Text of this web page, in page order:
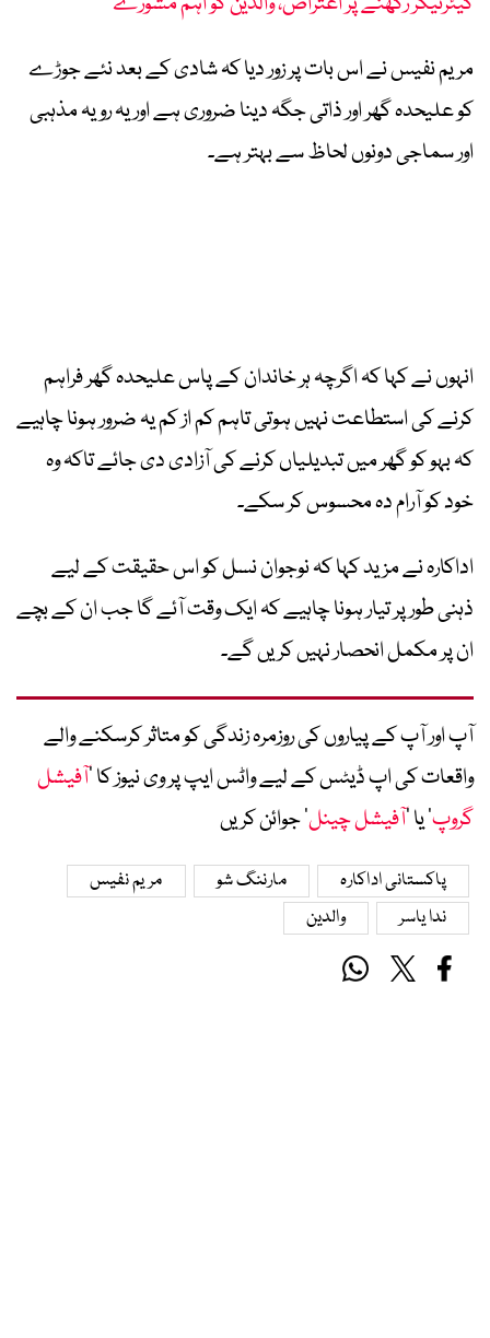
مریم نفیس نے اس بات پر زور دیا کہ شادی کے بعد نئے جوڑے
کو علیحدہ گھر اور ذاتی جگہ دینا ضروری ہے اور یہ رویہ مذہبی
اور سماجی دونوں لحاظ سے بہتر ہے۔
انہوں نے کہا کہ اگرچہ ہر خاندان کے پاس علیحدہ گھر فراہم
کرنے کی استطاعت نہیں ہوتی تاہم کم از کم یہ ضرور ہونا چاہیے
کہ بہو کو گھر میں تبدیلیاں کرنے کی آزادی دی جائے تاکہ وہ
خود کو آرام دہ محسوس کر سکے۔
اداکارہ نے مزید کہا کہ نوجوان نسل کو اس حقیقت کے لیے
ذہنی طور پر تیار ہونا چاہیے کہ ایک وقت آئے گا جب ان کے بچے
ان پر مکمل انحصار نہیں کریں گے۔
آپ اور آپ کے پیاروں کی روزمرہ زندگی کو متاثر کرسکنے والے
واقعات کی اپ ڈیٹس کے لیے واٹس ایپ پر وی نیوز کا ’آفیشل
گروپ‘ یا ’آفیشل چینل‘ جوائن کریں
پاکستانی اداکارہ مارننگ شو
مریم نفیس
ندا یاسر
والدین